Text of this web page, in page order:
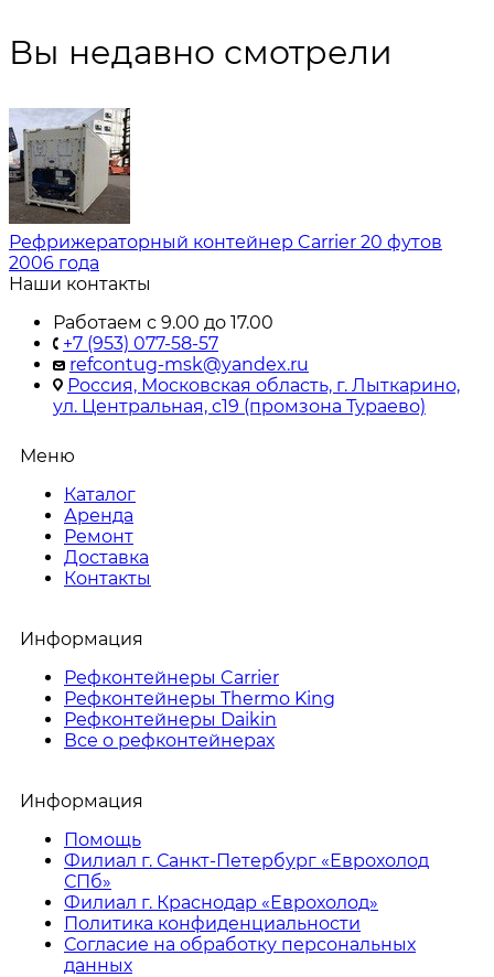
Вы недавно смотрели
Рефрижераторный контейнер Carrier 20 футов
2006 года
Наши контакты
Работаем с 9.00 до 17.00
+7 (953) 077-58-57
refcontug-msk@yandex.ru
Россия, Московская область, г. Лыткарино,
ул. Центральная, с19 (промзона Тураево)
Меню
Каталог
Аренда
Ремонт
Доставка
Контакты
Информация
Рефконтейнеры Carrier
Рефконтейнеры Thermo King
Рефконтейнеры Daikin
Все о рефконтейнерах
Информация
Помощь
Филиал г. Санкт-Петербург «Еврохолод
СПб»
Филиал г. Краснодар «Еврохолод»
Политика конфиденциальности
Согласие на обработку персональных
данных